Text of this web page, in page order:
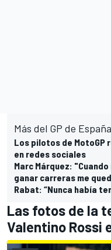
Más del GP de
Los pilotos de MotoGP
en redes sociales
Marc Márquez:
ganar carreras me
Rabat: “Nunca había
Las fotos de la
Valentino Rossi